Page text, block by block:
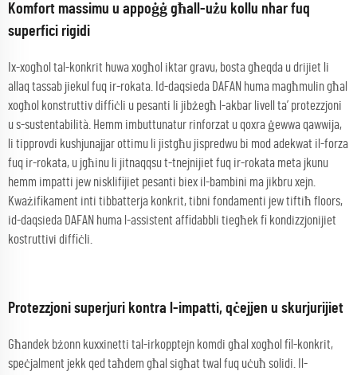
Komfort massimu u appoġġ għall-użu kollu nhar fuq
superfici rigidi
Ix-xogħol tal-konkrit huwa xogħol iktar gravu, bosta għeqda u drijiet li
allaq tassab jiekul fuq ir-rokata. Id-daqsieda DAFAN huma magħmulin għal
xogħol konstruttiv diffiċli u pesanti li jibżegħ l-akbar livell ta’ protezzjoni
u s-sustentabilità. Hemm imbuttunatur rinforzat u qoxra ġewwa qawwija,
li tipprovdi kushjunajjar ottimu li jistgħu jispredwu bi mod adekwat il-forza
fuq ir-rokata, u jgħinu li jitnaqqsu t-tnejnijiet fuq ir-rokata meta jkunu
hemm impatti jew nisklifijiet pesanti biex il-bambini ma jikbru xejn.
Kważifikament inti tibbatterja konkrit, tibni fondamenti jew tiftiħ floors,
id-daqsieda DAFAN huma l-assistent affidabbli tiegħek fi kondizzjonijiet
kostruttivi diffiċli.
Protezzjoni superjuri kontra l-impatti, qċejjen u skurjurijiet
Għandek bżonn kuxxinetti tal-irkopptejn komdi għal xogħol fil-konkrit,
speċjalment jekk qed taħdem għal sigħat twal fuq uċuħ solidi. Il-